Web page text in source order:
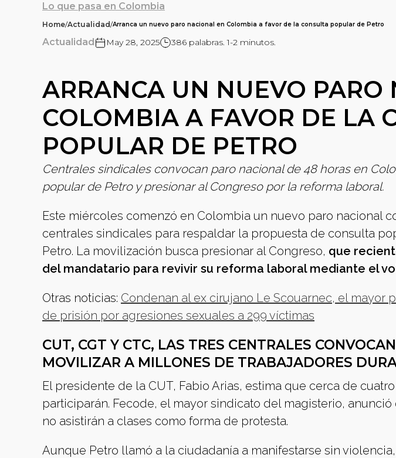
Lo que pasa en Colombia
Home/Actualidad/Arranca un nuevo paro nacional en Colombia a favor de la consulta popular de Petro
Actualidad May 28, 2025 386 palabras. 1-2 minutos.
ARRANCA UN NUEVO PARO
COLOMBIA A FAVOR DE LA
POPULAR DE PETRO
Centrales sindicales convocan paro nacional de 48 horas en
popular de Petro y presionar al Congreso por la reforma laboral.
Este miércoles comenzó en Colombia un nuevo paro nacional
centrales sindicales para respaldar la propuesta de consulta
Petro. La movilización busca presionar al Congreso, que
del mandatario para revivir su reforma laboral mediante el
Otras noticias: Condenan al ex cirujano Le Scouarnec, el mayor
de prisión por agresiones sexuales a 299 víctimas
CUT, CGT Y CTC, LAS TRES CENTRALES
MOVILIZAR A MILLONES DE TRABAJADORES
El presidente de la CUT, Fabio Arias, estima que cerca de
participarán. Fecode, el mayor sindicato del magisterio,
no asistirán a clases como forma de protesta.
Aunque Petro llamó a la ciudadanía a manifestarse sin